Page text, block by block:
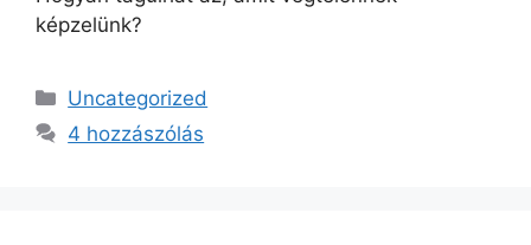
képzelünk?
Kategória
Uncategorized
4 hozzászólás